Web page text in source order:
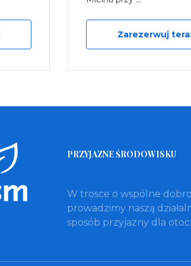
Zarezerwuj
PRZYJAZNE ŚRODOWISKU
W trosce o wspólne dobro
prowadzimy naszą
sposób przyjazny dla